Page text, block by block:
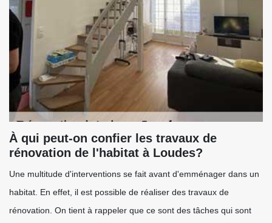
À qui peut-on confier les travaux de
rénovation de l'habitat à Loudes?
Une multitude d'interventions se fait avant d'emménager dans un
habitat. En effet, il est possible de réaliser des travaux de
rénovation. On tient à rappeler que ce sont des tâches qui sont